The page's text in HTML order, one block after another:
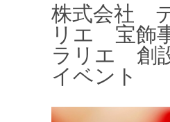
株式会社
リエ 宝飾
ラリエ 創
イベント